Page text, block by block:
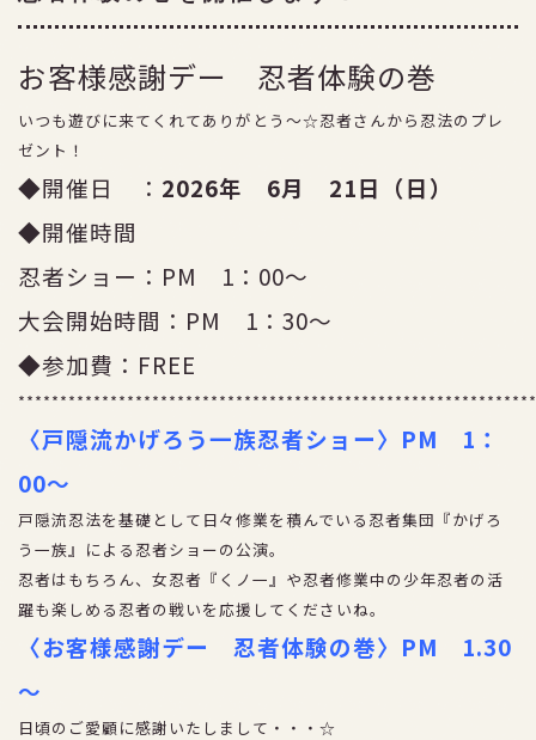
料金
アクセス
採用情報
プライバシーポリシー
団体ご優待
お客様感謝デー 忍者体験の巻
いつも遊びに来てくれてありがとう～☆忍者さんから忍法のプレ
ゼント！
◆開催日 ： 2026年 6月 21日（日）
◆開催時間
忍者ショー：PM 1：00～
大会開始時間：PM 1：30～
◆参加費：FREE
〈戸隠流かげろう一族忍者ショー〉PM 1：
00～
戸隠流忍法を基礎として日々修業を積んでいる忍者集団『かげろ
う一族』による忍者ショーの公演。
忍者はもちろん、女忍者『くノ一』や忍者修業中の少年忍者の活
躍も楽しめる忍者の戦いを応援してくださいね。
〈お客様感謝デー 忍者体験の巻〉PM 1.30
～
日頃のご愛顧に感謝いたしまして・・・☆